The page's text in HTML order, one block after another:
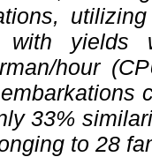
yields
hour
33%
to 28